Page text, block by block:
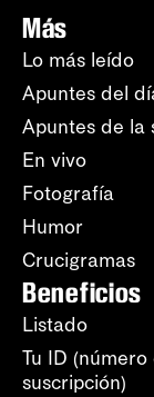
Más
Lo más leído
Apuntes del
Apuntes de la
En vivo
Fotografía
Humor
Crucigramas
Beneficios
Listado
Tu ID (número
suscripción)